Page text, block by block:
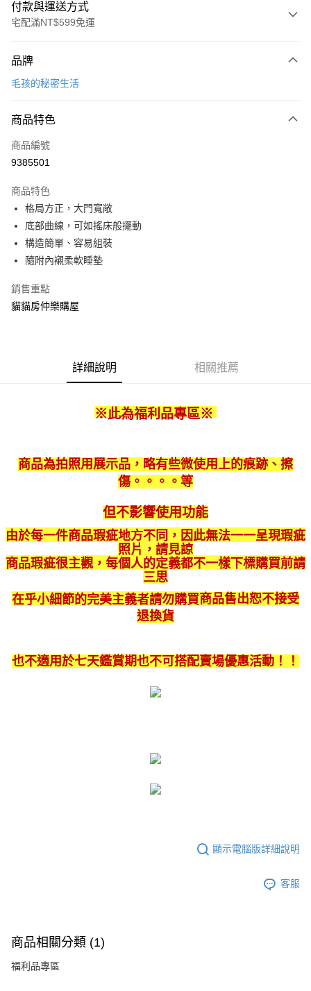
付款與運送方式
宅配滿NT$599免運
信用卡一次付款
3 期 0 利率 每期
合作金庫商業銀行
上海商業儲蓄銀行
臺灣中小企業銀行
匯豐（台灣）商業銀行
聯邦商業銀行
元大商業銀行
玉山商業銀行
台灣樂天信用卡公司
LINE Pay
Apple Pay
街口支付
悠遊付
Google Pay
大哥付你分期
相關說明
流程，驗證手機門號後，選擇欲分期的期數、繳款截止日，確認付款後即完
4.訂單成立30分鐘內，如未前往確認交易或遇審核未通過，訂單將自動取
消。如遇「轉專審核」未通過狀況，表示未達大哥付你分期系統評分，恕無
1.分期款項不併入電信帳單，「大哥付你分期」於每月結算日後寄送繳費提
醒簡訊。
2.透過簡訊連結打開帳單後，可選擇「超商條碼／台灣大直營門市／銀行轉
1.本服務係由「台灣大哥大股份有限公司」（以下簡稱本公司）所提供，讓
用戶於交易時，得透過本服務購買商品或服務，並由商店將買賣／分期付款
買賣價金債權讓與本公司後，依約使用本公司帳單繳交帳款。
2.基於同意付款使用「大哥付你分期」之契約關係目的，商店將以您的個人
資料（包含姓名、電話或地址）提供予台灣大哥大進項蒐集、處理及利用，
由本公司與您本人進行分期帳單所需資料之確認、核對及更正。
3.完整用戶服務條款，請詳閱以下連結：https://oppay.tw/userRule
每筆NT$80，滿NT$599(含以上)免運費
品牌
毛孩的秘密生活
商品特色
商品編號
9385501
商品特色
格局方正，大門寬敞
底部曲線，可如搖床般擺動
構造簡單、容易組裝
隨附內襯柔軟睡墊
銷售重點
貓貓房仲樂購屋
詳細說明 相關推薦
※此為福利品專區※
商品為拍照用展示品，略有些微使用上的痕跡、擦
傷。。。。等
但不影響使用功能
由於每一件商品瑕疵地方不同，因此無法一一呈現瑕疵
照片，請見諒
商品瑕疵很主觀，每個人的定義都不一樣下標購買前請
三思
在乎小細節的完美主義者請勿購買商品售出恕不接受
退換貨
也不適用於七天鑑賞期也不可搭配賣場優惠活動！！
顯示電腦版詳細說明
客服
商品相關分類 (1)
福利品專區